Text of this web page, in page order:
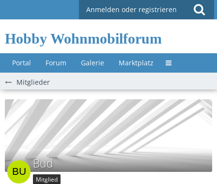
Anmelden oder registrieren
Hobby Wohnmobilforum
Portal Forum Galerie Marktplatz Untermenü »
Mitglieder
Bud
Mitglied